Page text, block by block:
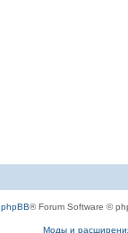
phpBB® Forum Software ©
Моды и